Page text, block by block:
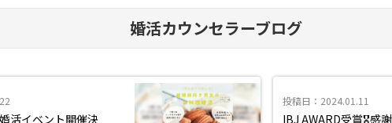
婚活カウンセラーブログ
活イベント開催決
投稿日：2024.01.11
IBJ AWARD受賞🎖感